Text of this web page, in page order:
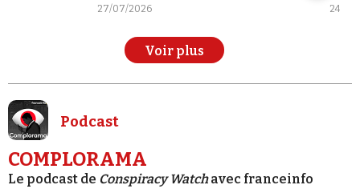
27/07/2026 24/
Voir plus
Podcast
COMPLORAMA
Le podcast de Conspiracy Watchavec franceinfo